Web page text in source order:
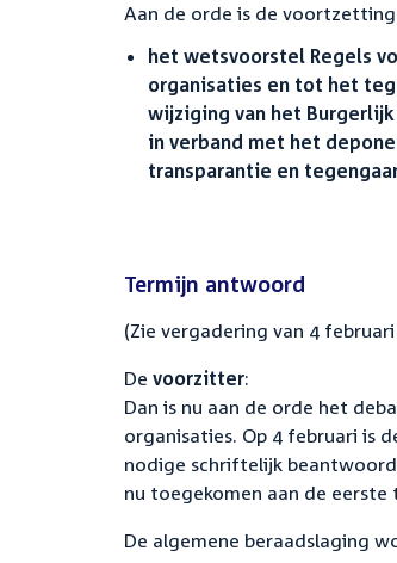
Aan de orde is de
het wetsvoorstel Regels
organisaties en tot het
wijziging van het
in verband met het
transparantie en
Termijn antwoord
(Zie vergadering van 4
De voorzitter:
Dan is nu aan de orde het
organisaties. Op 4 februari is
nodige schriftelijk
nu toegekomen aan de
De algemene beraadslaging